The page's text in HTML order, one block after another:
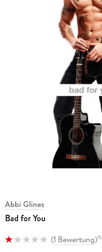
Abbi Glines
Bad for You
(1 Bewertung)15